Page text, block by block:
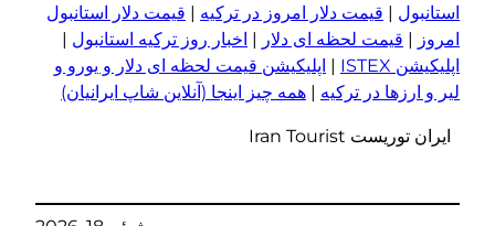
استانبول | قیمت دلار امروز در ترکیه | قیمت دلار استانبول
امروز | قیمت لحظه ای دلار | اخبار روز ترکیه استانبول |
اپلیکیشن ISTEX
| اپلیکیشن قیمت لحظه ای دلار و یورو و
لیر و ار زها در ترکیه | همه چیز اینجا (آنلاین شاپ ایرانیان)
ایران توریست Iran Tourist